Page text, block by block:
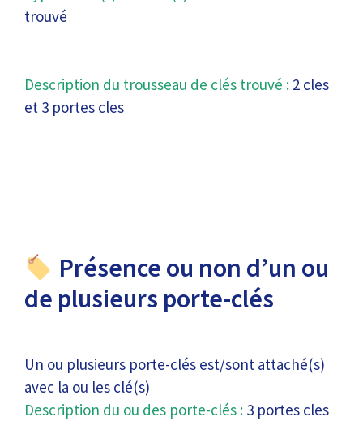
trouvé
Description du trousseau de clés trouvé : 2 cles
et 3 portes cles
Présence ou non d’un ou
de plusieurs porte-clés
Un ou plusieurs porte-clés est/sont attaché(s)
avec la ou les clé(s)
Description du ou des porte-clés : 3 portes cles